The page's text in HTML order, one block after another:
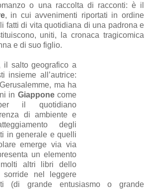
o una raccolta di racconti: è il
, in cui avvenimenti riportati in ordine
fatti di vita quotidiana di una padrona e
uniti, la cronaca tragicomica
e di suo figlio.
il salto geografico a
insieme all’autrice:
ma ha
in Giapponecome
per il quotidiano
di ambiente e
degli
in generale e quelli
emerge via via
un elemento
altri libri dello
nel leggere
(di grande entusiasmo o grande